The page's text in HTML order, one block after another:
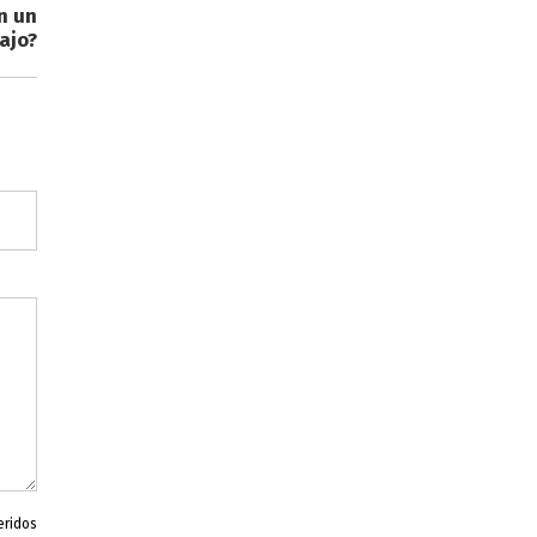
un